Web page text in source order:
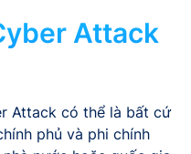
Attack
Attack có thể là bất cứ
phủ và phi chính